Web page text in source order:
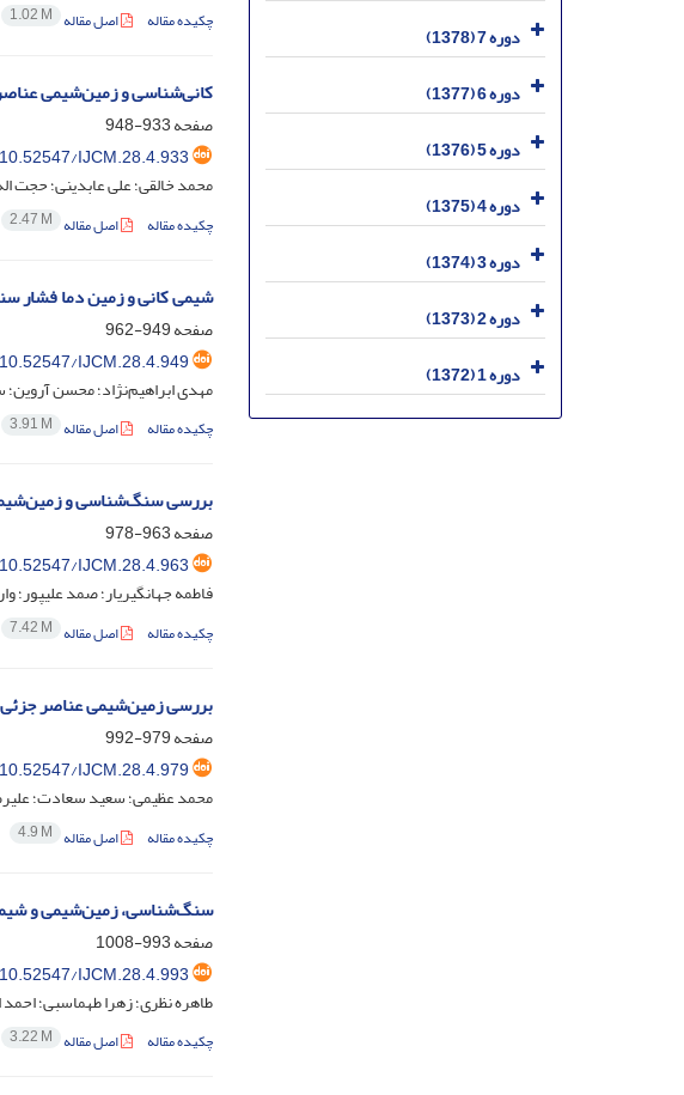
چکیده مقاله اصل مقاله 1.02 M
کانی‌شناسی و زمین‌شیمی
صفحه933-948
10.52547/IJCM.28.4.933
محمد خالقی؛ علی عابدینی؛ حجت
چکیده مقاله اصل مقاله 2.47 M
شیمی کانی و زمین دما فشار
صفحه949-962
10.52547/IJCM.28.4.949
مهدی ابراهیم‌نژاد؛ محسن آروین؛
چکیده مقاله اصل مقاله 3.91 M
بررسی سنگ‌شناسی و زمین‌شیمی
صفحه963-978
10.52547/IJCM.28.4.963
فاطمه جهانگیریار؛ صمد علیپور؛
چکیده مقاله اصل مقاله 7.42 M
بررسی زمین‌شیمی عناصر
صفحه979-992
10.52547/IJCM.28.4.979
محمد عظیمی؛ سعید سعادت؛
چکیده مقاله اصل مقاله 4.9 M
سنگ‌شناسی، زمین‌شیمی و
صفحه993-1008
10.52547/IJCM.28.4.993
طاهره نظری؛ زهرا طهماسبی؛
چکیده مقاله اصل مقاله 3.22 M
دوره 7 (1378)
دوره 6 (1377)
دوره 5 (1376)
دوره 4 (1375)
دوره 3 (1374)
دوره 2 (1373)
دوره 1 (1372)